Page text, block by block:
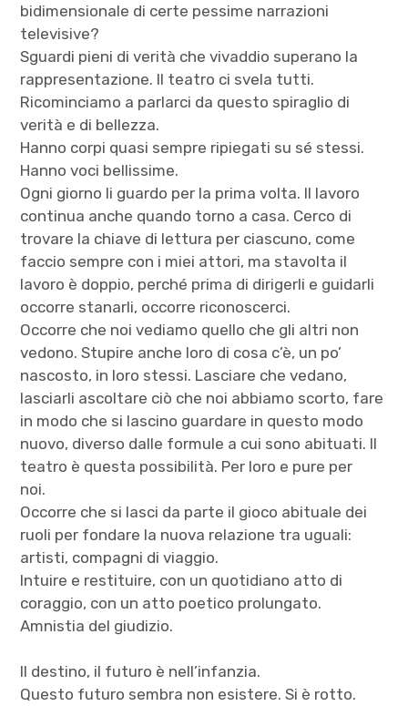
bidimensionale di certe pessime narrazioni
televisive?
Sguardi pieni di verità che vivaddio superano la
rappresentazione. Il teatro ci svela tutti.
Ricominciamo a parlarci da questo spiraglio di
verità e di bellezza.
Hanno corpi quasi sempre ripiegati su sé stessi.
Hanno voci bellissime.
Ogni giorno li guardo per la prima volta. Il lavoro
continua anche quando torno a casa. Cerco di
trovare la chiave di lettura per ciascuno, come
faccio sempre con i miei attori, ma stavolta il
lavoro è doppio, perché prima di dirigerli e guidarli
occorre stanarli, occorre riconoscerci.
Occorre che noi vediamo quello che gli altri non
vedono. Stupire anche loro di cosa c’è, un po’
nascosto, in loro stessi. Lasciare che vedano,
lasciarli ascoltare ciò che noi abbiamo scorto, fare
in modo che si lascino guardare in questo modo
nuovo, diverso dalle formule a cui sono abituati. Il
teatro è questa possibilità. Per loro e pure per
noi.
Occorre che si lasci da parte il gioco abituale dei
ruoli per fondare la nuova relazione tra uguali:
artisti, compagni di viaggio.
Intuire e restituire, con un quotidiano atto di
coraggio, con un atto poetico prolungato.
Amnistia del giudizio.
Il destino, il futuro è nell’infanzia.
Questo futuro sembra non esistere. Si è rotto.